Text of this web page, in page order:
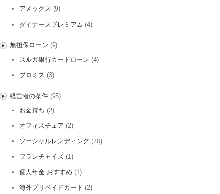
アメックス (9)
ダイナースプレミアム (4)
無担保ローン (9)
スルガ銀行カードローン (4)
プロミス (3)
経営者の条件(95)
お金持ち (2)
オフィスチェア (2)
ソーシャルレンディング (70)
フランチャイズ (1)
個人年金 おすすめ (1)
海外プリペイドカード (2)